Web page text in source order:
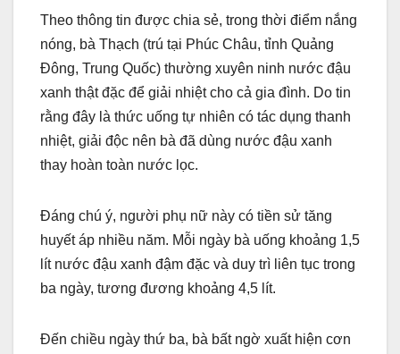
Theo thông tin được chia sẻ, trong thời điểm nắng
nóng, bà Thạch (trú tại Phúc Châu, tỉnh Quảng
Đông, Trung Quốc) thường xuyên ninh nước đậu
xanh thật đặc để giải nhiệt cho cả gia đình. Do tin
rằng đây là thức uống tự nhiên có tác dụng thanh
nhiệt, giải độc nên bà đã dùng nước đậu xanh
thay hoàn toàn nước lọc.
Đáng chú ý, người phụ nữ này có tiền sử tăng
huyết áp nhiều năm. Mỗi ngày bà uống khoảng 1,5
lít nước đậu xanh đậm đặc và duy trì liên tục trong
ba ngày, tương đương khoảng 4,5 lít.
Đến chiều ngày thứ ba, bà bất ngờ xuất hiện cơn